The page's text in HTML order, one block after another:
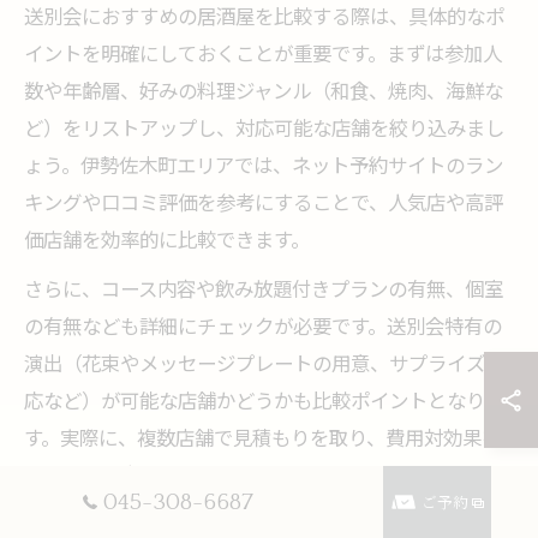
送別会におすすめの居酒屋を比較する際は、具体的なポ
イントを明確にしておくことが重要です。まずは参加人
数や年齢層、好みの料理ジャンル（和食、焼肉、海鮮な
ど）をリストアップし、対応可能な店舗を絞り込みまし
ょう。伊勢佐木町エリアでは、ネット予約サイトのラン
キングや口コミ評価を参考にすることで、人気店や高評
価店舗を効率的に比較できます。
さらに、コース内容や飲み放題付きプランの有無、個室
の有無なども詳細にチェックが必要です。送別会特有の
演出（花束やメッセージプレートの用意、サプライズ対
応など）が可能な店舗かどうかも比較ポイントとなりま
す。実際に、複数店舗で見積もりを取り、費用対効果を
045-308-6687 ご予約